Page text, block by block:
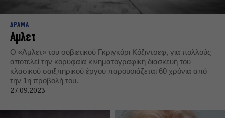
ΔΡΑΜΑ
Αμλετ
Ο «Άμλετ» του σοβιετικού Γκριγκόρι Κόζιντσεφ, για πολλούς
αποτελεί την κορυφαία κινηματογραφική διασκευή του
κλασικού σαιξπηρικού έργου παρουσιάζεται 60 χρόνια από
την 1η προβολή του.
27.09.2023